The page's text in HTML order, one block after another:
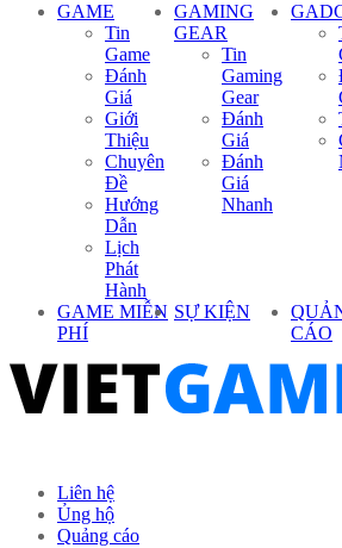
GAME
Tin
Game
Đánh
Giá
Giới
Thiệu
Chuyên
Đề
Hướng
Dẫn
Lịch
Phát
Hành
GAMING
GEAR
Tin
Gaming
Gear
Đánh
Giá
Đánh
Giá
Nhanh
GAME MIỄN
PHÍ
SỰ KIỆN
CÁO
Liên hệ
Ủng hộ
Quảng cáo